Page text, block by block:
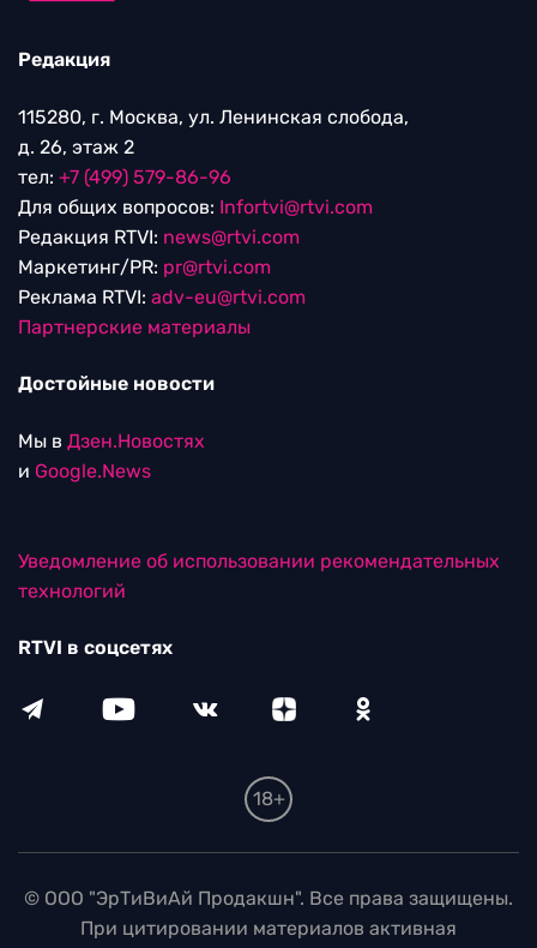
Редакция
115280, г. Москва, ул. Ленинская слобода,
д. 26, этаж 2
тел: +7 (499) 579-86-96
Для общих вопросов: Infortvi@rtvi.com
Редакция RTVI: news@rtvi.com
Маркетинг/PR: pr@rtvi.com
Реклама RTVI: adv-eu@rtvi.com
Партнерские материалы
Достойные новости
Мы в Дзен.Новостях
и Google.News
Уведомление об использовании рекомендательных
технологий
RTVI в соцсетях
18+
© ООО "ЭрТиВиАй Продакшн". Все права защищены.
При цитировании материалов активная